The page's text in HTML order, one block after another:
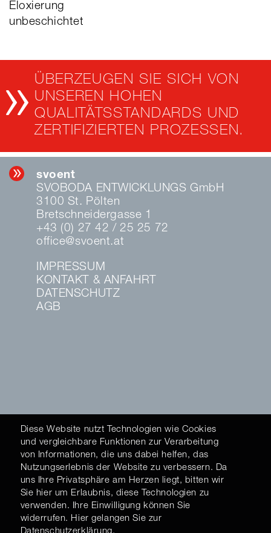
Diese Website nutzt Technologien wie Cookies
und vergleichbare Funktionen zur Verarbeitung
von Informationen, die uns dabei helfen, das
Nutzungserlebnis der Website zu verbessern. Da
uns Ihre Privatsphäre am Herzen liegt, bitten wir
Sie hier um Erlaubnis, diese Technologien zu
verwenden. Ihre Einwilligung können Sie
widerrufen. Hier gelangen Sie zur
Eloxierung
unbeschichtet
ÜBERZEUGEN SIE SICH VON
UNSEREN HOHEN
QUALITÄTSSTANDARDS UND
ZERTIFIZIERTEN PROZESSEN.
svoent
SVOBODA ENTWICKLUNGS GmbH
3100 St. Pölten
Bretschneidergasse 1
+43 (0) 27 42 / 25 25 72
office@svoent.at
IMPRESSUM
KONTAKT & ANFAHRT
DATENSCHUTZ
AGB